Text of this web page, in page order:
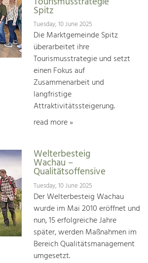
Spitz
Tuesday, 10 June 2025
Die Marktgemeinde Spitz
überarbeitet ihre
Tourismusstrategie und setzt
einen Fokus auf
Zusammenarbeit und
langfristige
Attraktivitätssteigerung.
read more »
Welterbesteig
Wachau –
Qualitätsoffensive
Tuesday, 10 June 2025
Der Welterbesteig Wachau
wurde im Mai 2010 eröffnet und
nun, 15 erfolgreiche Jahre
später, werden Maßnahmen im
Bereich Qualitätsmanagement
umgesetzt.